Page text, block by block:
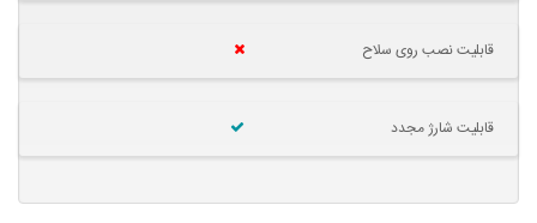
قابلیت نصب روی سلاح
قابلیت شارژ مجدد